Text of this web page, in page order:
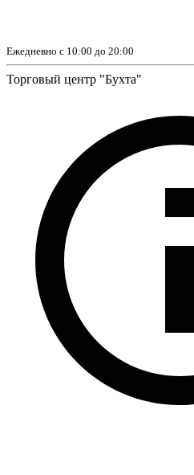
Ежедневно с 10:00 до 20:00
Торговый центр "Бухта"